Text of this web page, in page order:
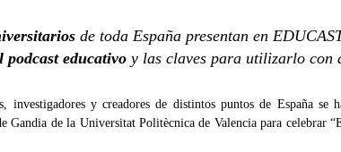
de toda España presentan en
podcast educativo y las claves para utilizarlo con
investigadores y creadores de distintos puntos de España se
Gandia de la Universitat Politècnica de Valencia para celebrar